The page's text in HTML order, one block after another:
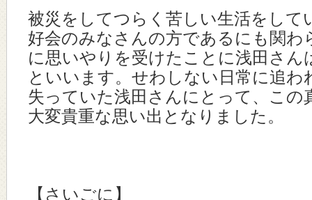
被災をしてつらく苦しい生活をして
好会のみなさんの方であるにも関わ
に思いやりを受けたことに浅田さん
といいます。せわしない日常に追わ
失っていた浅田さんにとって、この
大変貴重な思い出となりました。
【さいごに】